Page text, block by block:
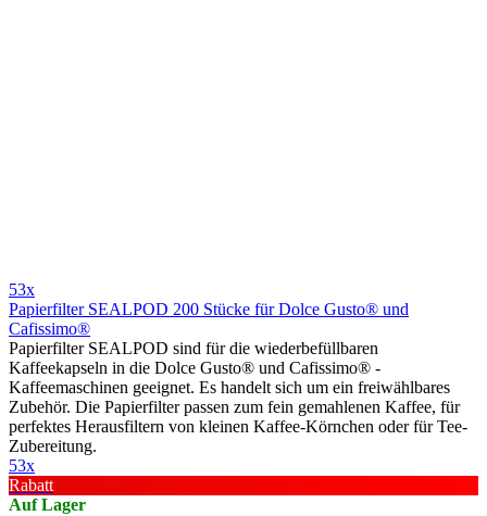
53x
Papierfilter SEALPOD 200 Stücke für Dolce Gusto® und
Cafissimo®
Papierfilter SEALPOD sind für die wiederbefüllbaren
Kaffeekapseln in die Dolce Gusto® und Cafissimo® -
Kaffeemaschinen geeignet. Es handelt sich um ein freiwählbares
Zubehör. Die Papierfilter passen zum fein gemahlenen Kaffee, für
perfektes Herausfiltern von kleinen Kaffee-Körnchen oder für Tee-
Zubereitung.
53x
Rabatt
Auf Lager